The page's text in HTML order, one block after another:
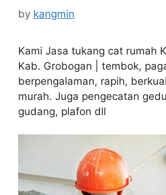
by kangmin
Kami Jasa tukang cat rumah
Kab. Grobogan | tembok,
berpengalaman, rapih,
murah. Juga pengecatan
gudang, plafon dll